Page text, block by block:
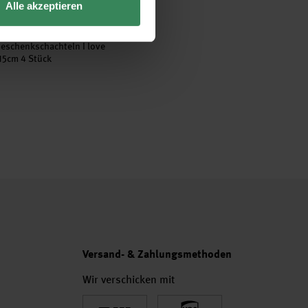
Alle akzeptieren
I love
4 Stück
Versand- & Zahlungsmethoden
Wir verschicken mit